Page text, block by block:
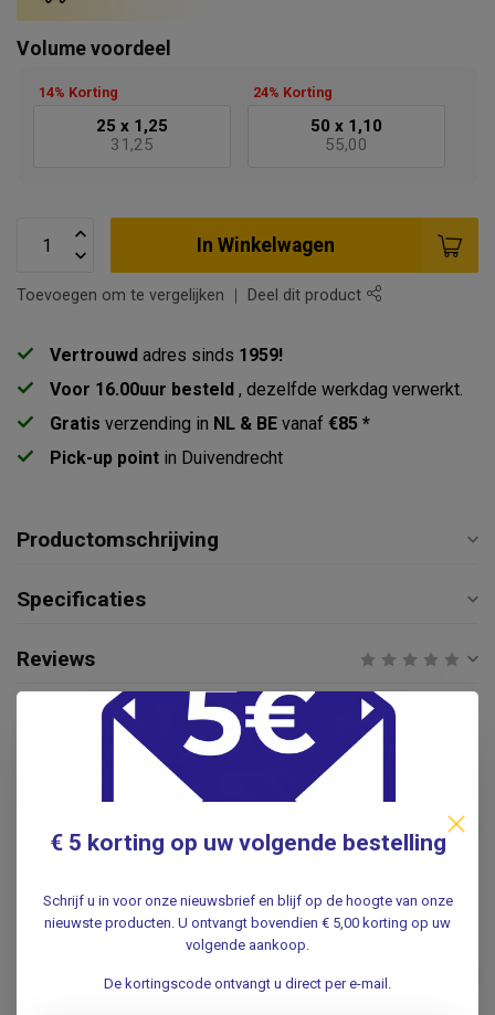
Volume voordeel
14% Korting
25 x 1,25
31,25
24% Korting
50 x 1,10
55,00
In Winkelwagen
Toevoegen om te vergelijken Deel dit product
Vertrouwd adres sinds 1959!
Voor 16.00uur besteld , dezelfde werkdag verwerkt.
Gratis verzending in NL & BE vanaf €85 *
Pick-up point in Duivendrecht
Productomschrijving
Specificaties
Reviews
Gerelateerde producten
DCT Vernevelaar met
Per stuk
DCT
DCT Zuurstofmasker Non
rebreathing per stuk -
Volwassenen
€6,95
€ 5 korting op uw volgende bestelling
Schrijf u in voor onze nieuwsbrief en blijf op de hoogte van onze
nieuwste producten. U ontvangt bovendien € 5,00 korting op uw
volgende aankoop.
De kortingscode ontvangt u direct per e-mail.